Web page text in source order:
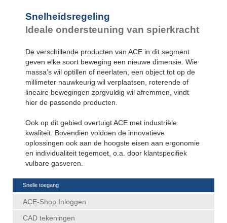
Snelheidsregeling
Ideale ondersteuning van spierkracht
De verschillende producten van ACE in dit segment
geven elke soort beweging een nieuwe dimensie. Wie
massa’s wil optillen of neerlaten, een object tot op de
millimeter nauwkeurig wil verplaatsen, roterende of
lineaire bewegingen zorgvuldig wil afremmen, vindt
hier de passende producten.
Ook op dit gebied overtuigt ACE met industriële
kwaliteit. Bovendien voldoen de innovatieve
oplossingen ook aan de hoogste eisen aan ergonomie
en individualiteit tegemoet, o.a. door klantspecifiek
vulbare gasveren.
Snelle toegang
ACE-Shop Inloggen
CAD tekeningen